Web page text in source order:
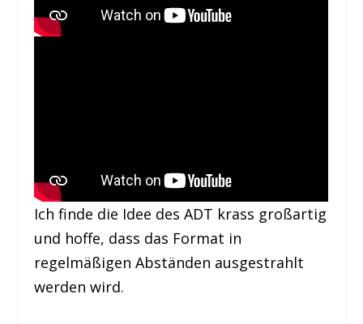
Ich finde die Idee des ADT krass großartig
und hoffe, dass das Format in
regelmäßigen Abständen ausgestrahlt
werden wird.